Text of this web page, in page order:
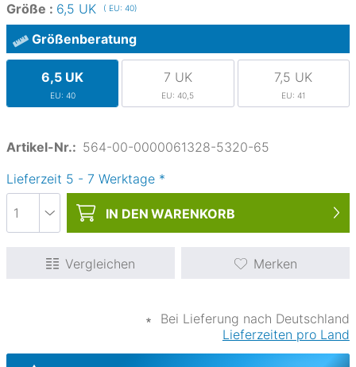
Größe : 6,5 UK ( EU: 40)
Größenberatung
6,5 UK
EU: 40
7 UK
EU: 40,5
7,5 UK
EU: 41
Artikel-Nr.: 564-00-0000061328-5320-65
Lieferzeit 5 - 7 Werktage *
IN DEN WARENKORB
Vergleichen Merken
∗
Bei Lieferung nach Deutschland
Lieferzeiten pro Land